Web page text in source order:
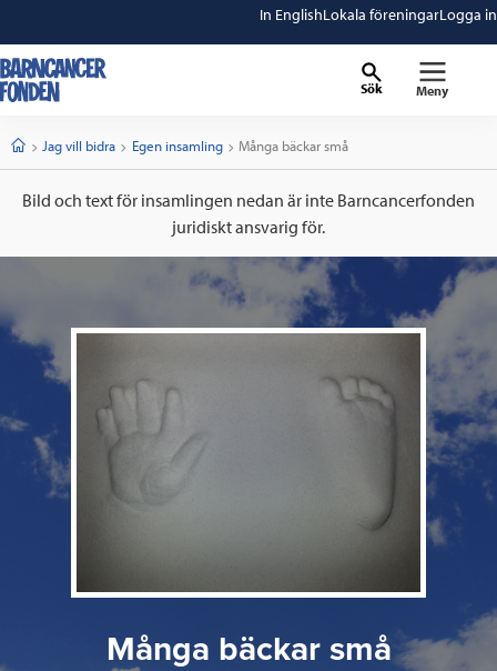
In EnglishLokala föreningarLogga in
Sök Meny
StartJag vill bidra Egen insamling Current:
Många bäckar små
Bild och text för insamlingen nedan är inte Barncancerfonden
juridiskt ansvarig för.
Många bäckar små